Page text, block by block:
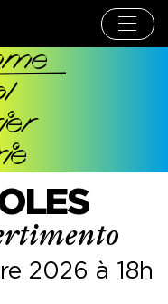
2026 à 18h